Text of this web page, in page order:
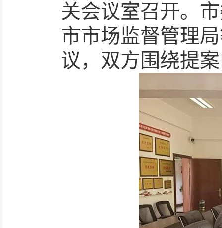
关会议室召开。
市市场监督管理
议，双方围绕提